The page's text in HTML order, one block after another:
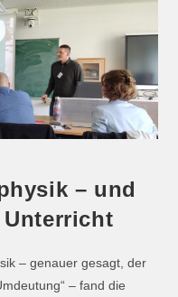
– und
Unterricht
– genauer gesagt, der
– fand die